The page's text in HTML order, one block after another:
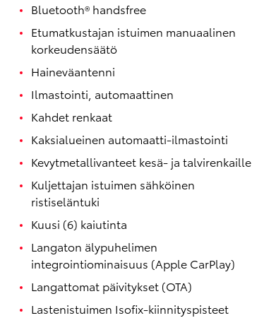
Corolla Touring Sports
HYBRIDI
Bluetooth® handsfree
Etumatkustajan istuimen manuaalinen
korkeudensäätö
Haineväantenni
Ilmastointi, automaattinen
Kahdet renkaat
Kaksialueinen automaatti-ilmastointi
Kevytmetallivanteet kesä- ja talvirenkaille
Kuljettajan istuimen sähköinen
ristiseläntuki
Kuusi (6) kaiutinta
Langaton älypuhelimen
integrointiominaisuus (Apple CarPlay)
Langattomat päivitykset (OTA)
Lastenistuimen Isofix-kiinnityspisteet